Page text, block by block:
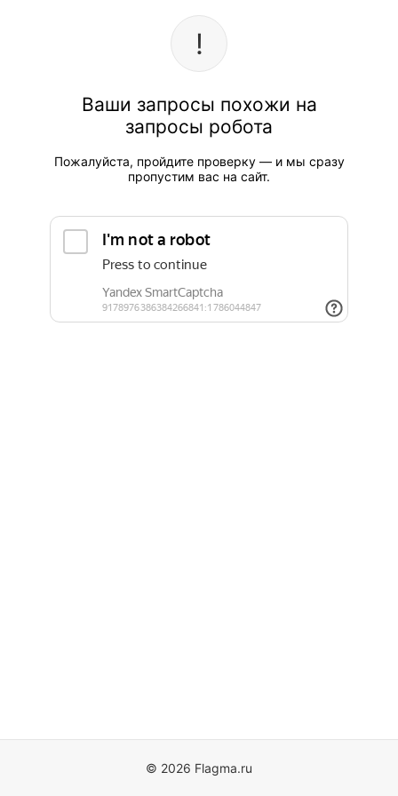
Ваши запросы похожи на
запросы робота
Пожалуйста, пройдите проверку — и мы сразу
пропустим вас на сайт.
© 2026 Flagma.ru